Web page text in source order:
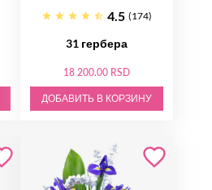
4.5 (174)
31 гербера
18 200.00 RSD
ДОБАВИТЬ В КОРЗИНУ